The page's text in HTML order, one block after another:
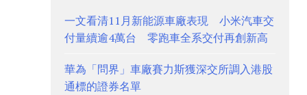
一文看清11月新能源車廠表現 小米汽車交
付量續逾4萬台 零跑車全系交付再創新高
華為「問界」車廠賽力斯獲深交所調入港股
通標的證券名單